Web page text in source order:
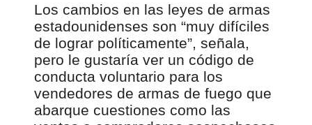
Los cambios en las leyes de armas
estadounidenses son “muy difíciles
de lograr políticamente”, señala,
pero le gustaría ver un código de
conducta voluntario para los
vendedores de armas de fuego que
abarque cuestiones como las